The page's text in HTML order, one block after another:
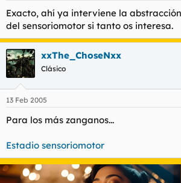
Exacto, ahí ya interviene la
del sensoriomotor si tanto os interesa.
xxThe_ChoseNxx
Clásico
13 Feb 2005
Para los más zanganos...
Estadio sensoriomotor